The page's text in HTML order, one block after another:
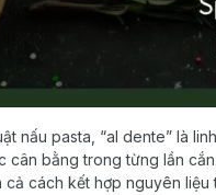
nấu pasta, “al dente” là
cân bằng trong từng lần
cả cách kết hợp nguyên liệu